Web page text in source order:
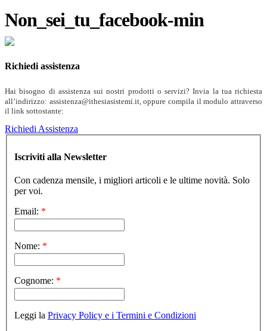
Non_sei_tu_facebook-min
Richiedi assistenza
Hai bisogno di assistenza sui nostri prodotti o servizi? Invia la tua richiesta
all’indirizzo: assistenza@ithesiasistemi.it, oppure compila il modulo attraverso
il link sottostante:
Richiedi Assistenza
Iscriviti alla Newsletter
Con cadenza mensile, i migliori articoli e le ultime novità. Solo
per voi.
Email: *
Nome: *
Cognome: *
Leggi la Privacy Policy e i Termini e Condizioni